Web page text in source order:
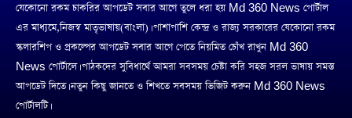
যেকোনো রকম চাকরির আপডেট সবার আগে তুলে ধরা হয় Md 360 News পোর্টাল
এর মাধ্যমে,নিজস্ব মাতৃভাষায়(বাংলা)। পাশাপাশি কেন্দ্র ও রাজ্য সরকারের যেকোনো রকম
স্কলারশিপ ও প্রকল্পের আপডেট সবার আগে পেতে নিয়মিত চোঁখ রাখুন Md 360
News পোর্টালে। পাঠকদের সুবিধার্থে আমরা সবসময় চেষ্টা করি সহজ সরল ভাষায় সমস্ত
আপডেট দিতে। নতুন কিছু জানতে ও শিখতে সবসময় ভিজিট করুন Md 360 News
পোর্টালটি।